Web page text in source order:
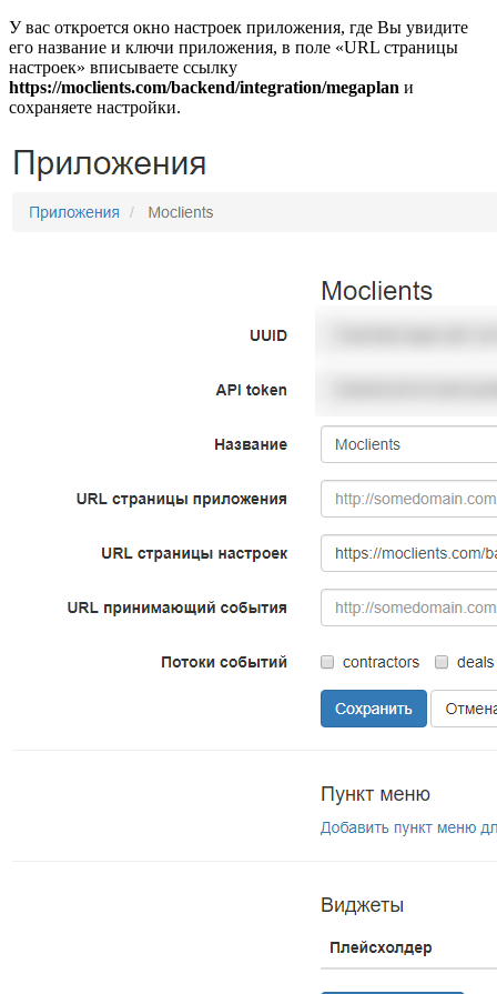
У вас откроется окно настроек приложения, где Вы увидите
его название и ключи приложения, в поле «URL страницы
настроек» вписываете ссылку
https://moclients.com/backend/integration/megaplan и
сохраняете настройки.